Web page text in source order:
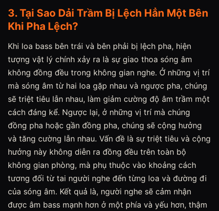
3. Tại Sao Dải Trầm Bị Lệch Hẳn Một Bên
Khi Pha Lệch?
Khi loa bass bên trái và bên phải bị lệch pha, hiện
tượng vật lý chính xảy ra là sự giao thoa sóng âm
không đồng đều trong không gian nghe. Ở những vị trí
mà sóng âm từ hai loa gặp nhau và ngược pha, chúng
sẽ triệt tiêu lẫn nhau, làm giảm cường độ âm trầm một
cách đáng kể. Ngược lại, ở những vị trí mà chúng
đồng pha hoặc gần đồng pha, chúng sẽ cộng hưởng
và tăng cường lẫn nhau. Vấn đề là sự triệt tiêu và cộng
hưởng này không diễn ra đồng đều trên toàn bộ
không gian phòng, mà phụ thuộc vào khoảng cách
tương đối từ tai người nghe đến từng loa và đường đi
của sóng âm. Kết quả là, người nghe sẽ cảm nhận
được âm bass mạnh hơn ở một phía và yếu hơn, thậm